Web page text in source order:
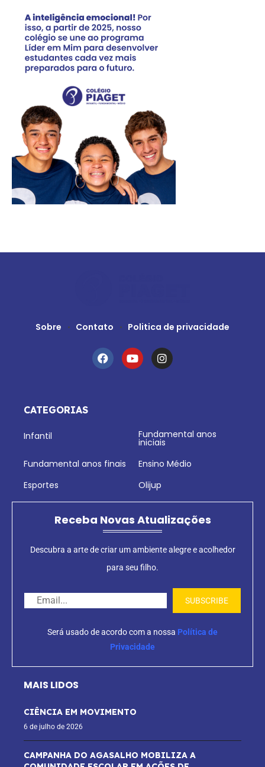
Sobre Contato Politica de privacidade
CATEGORIAS
Infantil Fundamental anos
iniciais
Fundamental anos finais
Ensino Médio
Esportes
Olijup
Receba Novas Atualizações
Descubra a arte de criar um ambiente alegre e acolhedor
para seu filho.
Será usado de acordo com a nossa Política de
Privacidade
MAIS LIDOS
CIÊNCIA EM MOVIMENTO
6 de julho de 2026
CAMPANHA DO AGASALHO MOBILIZA A